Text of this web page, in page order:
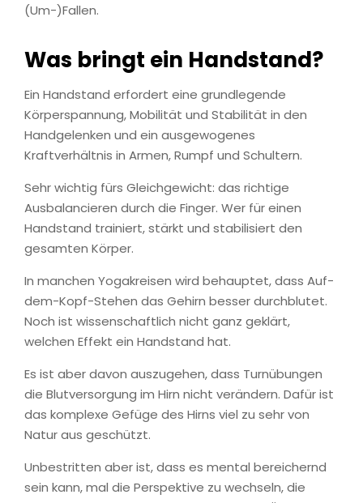
(Um-)Fallen.
Was bringt ein Handstand?
Ein Handstand erfordert eine grundlegende
Körperspannung, Mobilität und Stabilität in den
Handgelenken und ein ausgewogenes
Kraftverhältnis in Armen, Rumpf und Schultern.
Sehr wichtig fürs Gleichgewicht: das richtige
Ausbalancieren durch die Finger. Wer für einen
Handstand trainiert, stärkt und stabilisiert den
gesamten Körper.
In manchen Yogakreisen wird behauptet, dass Auf-
dem-Kopf-Stehen das Gehirn besser durchblutet.
Noch ist wissenschaftlich nicht ganz geklärt,
welchen Effekt ein Handstand hat.
Es ist aber davon auszugehen, dass Turnübungen
die Blutversorgung im Hirn nicht verändern. Dafür ist
das komplexe Gefüge des Hirns viel zu sehr von
Natur aus geschützt.
Unbestritten aber ist, dass es mental bereichernd
sein kann, mal die Perspektive zu wechseln, die